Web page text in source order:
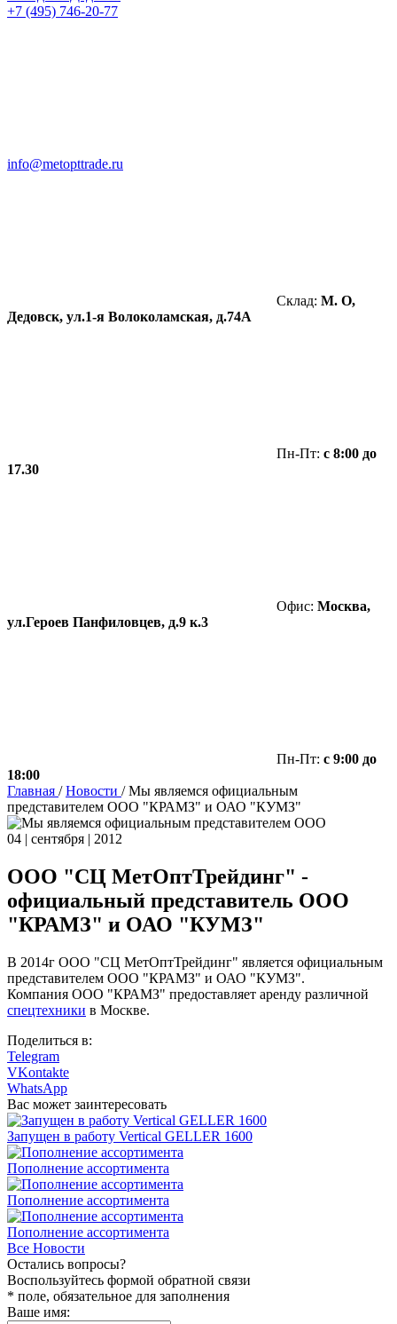
+7 (495) 746-20-77
info@metopttrade.ru
Склад: М. О,
Дедовск, ул.1-я Волоколамская, д.74А
Пн-Пт: с 8:00 до
17.30
Офис: Москва,
ул.Героев Панфиловцев, д.9 к.3
Пн-Пт: с 9:00 до
18:00
Главная / Новости / Мы являемся официальным
представителем ООО "КРАМЗ" и ОАО "КУМЗ"
04 | сентября | 2012
ООО "СЦ МетОптТрейдинг" -
официальный представитель ООО
"КРАМЗ" и ОАО "КУМЗ"
В 2014г ООО "СЦ МетОптТрейдинг" является официальным
представителем ООО "КРАМЗ" и ОАО "КУМЗ".
Компания ООО "КРАМЗ" предоставляет аренду различной
спецтехники в Москве.
Поделиться в:
Telegram
VKontakte
WhatsApp
Вас может заинтересовать
Запущен в работу Vertical GELLER 1600
Пополнение ассортимента
Пополнение ассортимента
Пополнение ассортимента
Все Новости
Остались вопросы?
Воспользуйтесь формой обратной связи
* поле, обязательное для заполнения
Ваше имя: